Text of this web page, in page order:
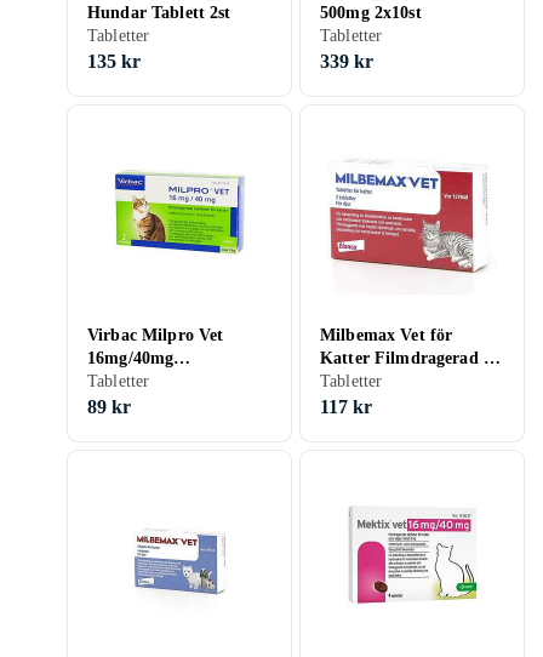
Hundar Tablett 2st
Tabletter
135 kr
500mg 2x10st
Tabletter
339 kr
Virbac Milpro Vet
16mg/40mg
Filmdragerade
Tabletter för Katter 2st
Tabletter
89 kr
Milbemax Vet för
Katter Filmdragerad 2
Tabletter
Tabletter
117 kr